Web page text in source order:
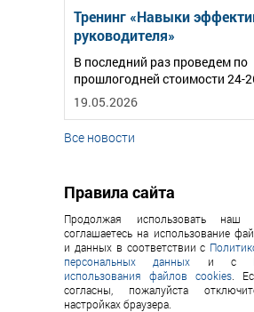
Тренинг «Навыки
руководителя»
В последний раз проведем по
прошлогодней стоимости 24-
19.05.2026
Все новости
Правила сайта
Продолжая использовать
соглашаетесь на использование
и данных в соответствии с
персональных данных и с
использования файлов cookies .
согласны, пожалуйста
настройках браузера.